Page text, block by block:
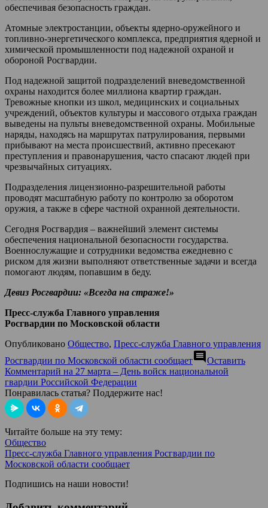
обеспечивая безопасность граждан.
Атомные электростанции, объекты ядерно-оружейного и
топливно-энергетического комплекса, предприятия ядерной и
химической промышленности под надежной охраной и
обороной Росгвардии.
Под надежной защитой подразделений вневедомственной
охраны находится более миллиона квартир граждан.
Тревожные кнопки из школ, медицинских и социальных
учреждений, объектов культуры и массового отдыха граждан
выведены на пульты вневедомственной охраны. Мобильные
наряды, находясь на маршрутах патрулирования, первыми
прибывают на места происшествий, активно пресекают
преступления и правонарушения, часто спасают людей при
чрезвычайных ситуациях.
Подразделения лицензионно-разрешительной работы
проводят масштабную работу по контролю за оборотом
оружия, а также в сфере частной охранной деятельности.
Сегодня Росгвардия – важнейший элемент системы
обеспечения национальной безопасности государства.
Военнослужащие и сотрудники ведомства ежедневно с
риском для жизни выполняют ответственные задачи и всегда
помогают людям, попавшим в беду.
Девиз Росгвардии: «Всегда на страже!»
Пресс-служба Главного управления
Росгвардии по Московской области
Опубликовано Общество, Пресс-служба Главного управления
Росгвардии по Московской области сообщаетcomment Оставить
Комментарий на 27 марта – День войск национальной
гвардии Российской Федерации
Понравилась статья? Поддержите нас!
Читайте больше на эту тему:
Общество
Пресс-служба Главного управления Росгвардии по
Московской области сообщает
Подпишись на наши новости!